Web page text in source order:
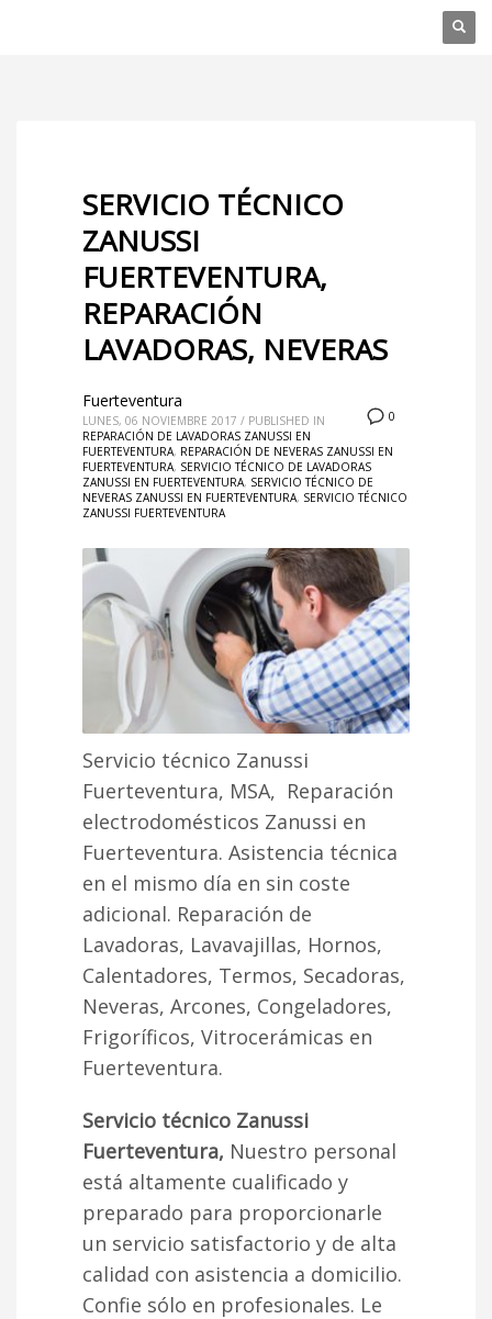
SERVICIO TÉCNICO
ZANUSSI
FUERTEVENTURA,
REPARACIÓN
LAVADORAS, NEVERAS
0
Fuerteventura
LUNES, 06 NOVIEMBRE 2017 / PUBLISHED IN
REPARACIÓN DE LAVADORAS ZANUSSI EN
FUERTEVENTURA, REPARACIÓN DE NEVERAS ZANUSSI EN
FUERTEVENTURA, SERVICIO TÉCNICO DE LAVADORAS
ZANUSSI EN FUERTEVENTURA, SERVICIO TÉCNICO DE
NEVERAS ZANUSSI EN FUERTEVENTURA, SERVICIO TÉCNICO
ZANUSSI FUERTEVENTURA
Servicio técnico Zanussi
Fuerteventura, MSA, Reparación
electrodomésticos Zanussi en
Fuerteventura. Asistencia técnica
en el mismo día en sin coste
adicional. Reparación de
Lavadoras, Lavavajillas, Hornos,
Calentadores, Termos, Secadoras,
Neveras, Arcones, Congeladores,
Frigoríficos, Vitrocerámicas en
Fuerteventura.
Servicio técnico Zanussi
Fuerteventura, Nuestro personal
está altamente cualificado y
preparado para proporcionarle
un servicio satisfactorio y de alta
calidad con asistencia a domicilio.
Confie sólo en profesionales. Le